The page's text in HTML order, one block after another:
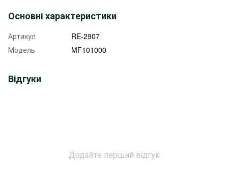
Основні характеристики
Артикул
RE-2907
Модель
MF101000
Відгуки
Додайте перший відгук